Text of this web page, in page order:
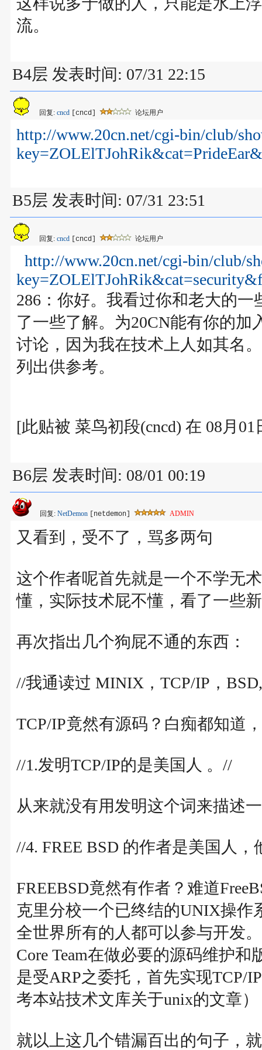
流。
B4层 发表时间: 07/31 22:15
回复: cncd [cncd] 论坛用户
http://www.20cn.net/cgi-bin/club/
B5层 发表时间: 07/31 23:51
回复: cncd [cncd] 论坛用户
http://www.20cn.net/cgi-bin/club/
286：你好。我看过你和老大的
了一些了解。为20CN能有你的
讨论，因为我在技术上人如其名
列出供参考。
[此贴被 菜鸟初段(cncd) 在 08月
B6层 发表时间: 08/01 00:19
回复: NetDemon [netdemon] ADMIN
又看到，受不了，骂多两句
这个作者呢首先就是一个不学无
懂，实际技术屁不懂，看了一些
再次指出几个狗屁不通的东西：
//我通读过 MINIX，TCP/IP，
TCP/IP竟然有源码？白痴都知道
//1.发明TCP/IP的是美国人 。//
从来就没有用发明这个词来描述
//4. FREE BSD 的作者是美国人
FREEBSD竟然有作者？难道
克里分校一个已终结的UNIX操作
全世界所有的人都可以参与开发
Core Team在做必要的源码维护
是受ARP之委托，首先实现TCP/
考本站技术文库关于unix的文章）
就以上这几个错漏百出的句子，